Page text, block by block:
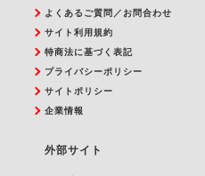
よくあるご質問／お問合わせ
サイト利用規約
特商法に基づく表記
プライバシーポリシー
サイトポリシー
企業情報
外部サイト